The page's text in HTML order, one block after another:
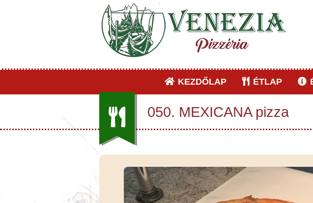
KEZDŐLAP ÉTLAP
050. MEXICANA pizza